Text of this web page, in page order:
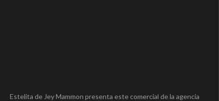
Estelita de Jey Mammon presenta este comercial de la agencia